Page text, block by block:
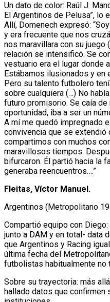
Un dato de color: Raúl J.
El Argentinos de Pelusa”, lo
Allí, Domenech expresó:
y era frecuente que nos
nos maravillara con su juego
relación se intensificó. Se
vestuario era el lugar donde
Estábamos ilusionados y
Pero su talento futbolero
sobre cualquiera (…) No
futuro promisorio. Se caía de
oportunidad, iba a ser un
A mí me quedó impregnado
convivencia que se
compartimos con muchos
maravillosos tiempos.
bifurcaron. Él partió hacia la
generaba reencuentros….”
Fleitas, Víctor Manuel.
Argentinos (Metropolitano
Compartió equipo con
junto a DAM y en total- data
que Argentinos y Racing
última fecha del
futbolistas habitualmente no
Sobre su trayectoria: más
hallado datos que confirmen